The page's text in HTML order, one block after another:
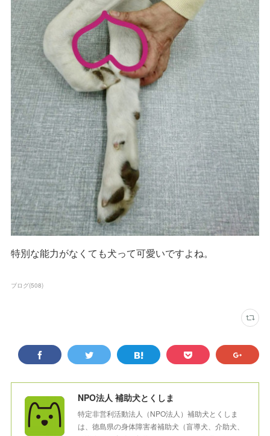
特別な能力がなくても犬って可愛いですよね。
ブログ(508)
NPO法人 補助犬とくしま
特定非営利活動法人（NPO法人）補助犬とくしま
は、徳島県の身体障害者補助犬（盲導犬、介助犬、